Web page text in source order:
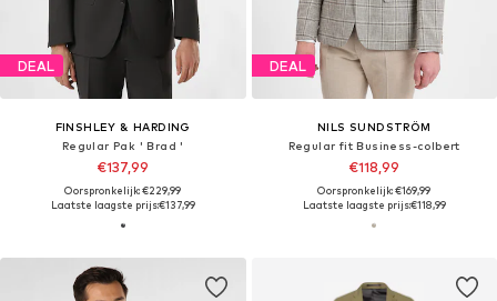
DEAL
FINSHLEY & HARDING
Regular Pak ' Brad '
€137,99
Oorspronkelijk: €229,99
Laatste laagste prijs:€137,99
DEAL
NILS SUNDSTRÖM
Regular fit Business-colbert
€118,99
Oorspronkelijk: €169,99
Laatste laagste prijs:€118,99